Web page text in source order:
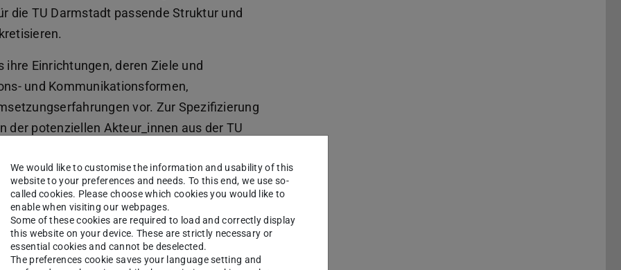
die TU Darmstadt passende Struktur und
Einrichtungen, deren Ziele und
und Kommunikationsformen,
vor. Zur Spezifizierung
der potenziellen Akteur_innen aus der TU
Inhalte sowie Vorstellungen über deren
Workshops gebündelt und dokumentiert.
Zentren für Lehr-Lernforschung als
und Vorstellungen der potenziellen
vor dem Hintergrund der Informationen und
diskutiert und schließlich soweit
We would like to customise the information and usability of this
website to your preferences and needs. To this end, we use so-
called cookies. Please choose which cookies you would like to
enable when visiting our webpages.
Some of these cookies are required to load and correctly display
this website on your device. These are strictly necessary or
essential cookies and cannot be deselected.
The preferences cookie saves your language setting and